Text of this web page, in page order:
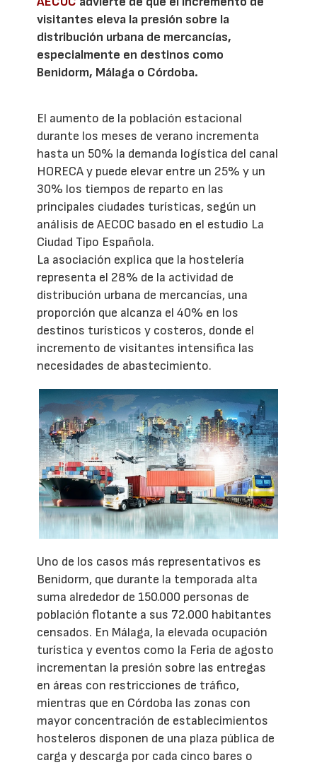
visitantes eleva la presión sobre la
distribución urbana de mercancías,
especialmente en destinos como
Benidorm, Málaga o Córdoba.
El aumento de la población estacional
durante los meses de verano incrementa
hasta un 50% la demanda logística del canal
HORECA y puede elevar entre un 25% y un
30% los tiempos de reparto en las
principales ciudades turísticas, según un
análisis de AECOC basado en el estudio La
Ciudad Tipo Española.
La asociación explica que la hostelería
representa el 28% de la actividad de
distribución urbana de mercancías, una
proporción que alcanza el 40% en los
destinos turísticos y costeros, donde el
incremento de visitantes intensifica las
necesidades de abastecimiento.
Uno de los casos más representativos es
Benidorm, que durante la temporada alta
suma alrededor de 150.000 personas de
población flotante a sus 72.000 habitantes
censados. En Málaga, la elevada ocupación
turística y eventos como la Feria de agosto
incrementan la presión sobre las entregas
en áreas con restricciones de tráfico,
mientras que en Córdoba las zonas con
mayor concentración de establecimientos
hosteleros disponen de una plaza pública de
carga y descarga por cada cinco bares o